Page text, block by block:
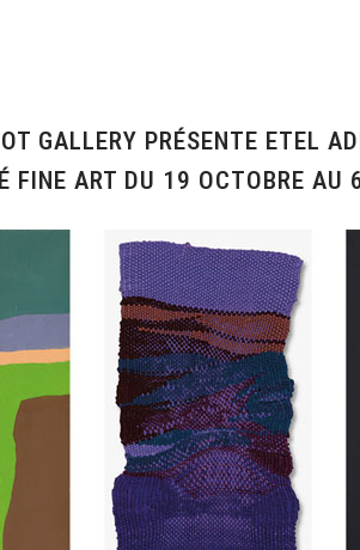
GALLERY PRÉSENTE ETEL
FINE ART DU 19 OCTOBRE AU